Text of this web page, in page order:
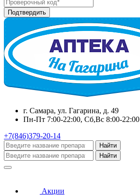
г. Самара, ул. Гагарина, д. 49
Пн-Пт 7:00-22:00, Сб,Вс 8:00-22:00
+7(846)379-20-14
Найти
Найти
Акции